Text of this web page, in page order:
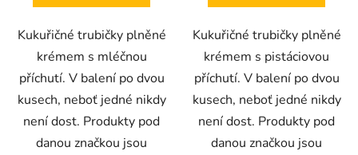
Kukuřičné trubičky plněné
krémem s mléčnou
příchutí. V balení po dvou
kusech, neboť jedné nikdy
není dost. Produkty pod
danou značkou jsou
Kukuřičné trubičky plněné
krémem s pistáciovou
příchutí. V balení po dvou
kusech, neboť jedné nikdy
není dost. Produkty pod
danou značkou jsou